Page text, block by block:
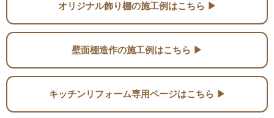
オリジナル飾り棚の施工例はこちら ▶
壁面棚造作の施工例はこちら ▶
キッチンリフォーム専用ページはこちら ▶